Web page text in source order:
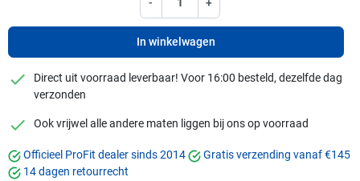
In winkelwagen
checkmark
Direct uit voorraad leverbaar! Voor 16:00 besteld, dezelfde dag
verzonden
checkmark
Ook vrijwel alle andere maten liggen bij ons op voorraad
Officieel ProFit dealer sinds 2014
Gratis verzending vanaf €145
14 dagen retourrecht